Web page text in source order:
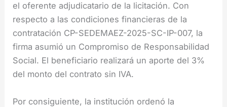
el oferente adjudicatario de la licitación. Con
respecto a las condiciones financieras de la
contratación CP-SEDEMAEZ-2025-SC-IP-007, la
firma asumió un Compromiso de Responsabilidad
Social. El beneficiario realizará un aporte del 3%
del monto del contrato sin IVA.
Por consiguiente, la institución ordenó la